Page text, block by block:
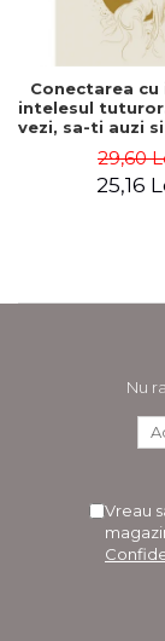
Conectarea
intelesul
vezi, sa-ti auzi
29,60
25,16
Nu
Vreau